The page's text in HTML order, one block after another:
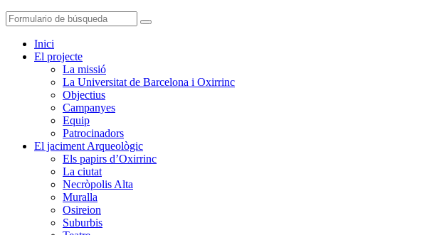
Inici
El projecte
La missió
La Universitat de Barcelona i Oxirrinc
Objectius
Campanyes
Equip
Patrocinadors
El jaciment Arqueològic
Els papirs d’Oxirrinc
La ciutat
Necròpolis Alta
Muralla
Osireion
Suburbis